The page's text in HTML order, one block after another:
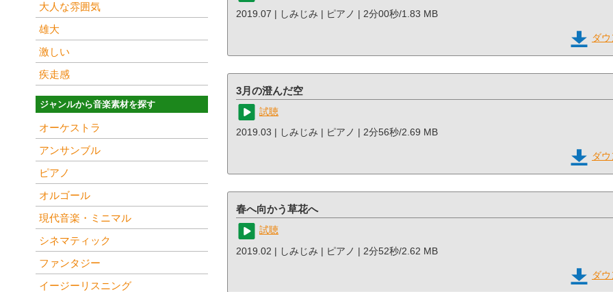
大人な雰囲気
雄大
激しい
疾走感
ジャンルから音楽素材を探す
オーケストラ
アンサンブル
ピアノ
オルゴール
現代音楽・ミニマル
シネマティック
ファンタジー
イージーリスニング
2019.07 | しみじみ | ピアノ | 2分00秒/1.83 MB
ダ
3月の澄んだ空
試聴
2019.03 | しみじみ | ピアノ | 2分56秒/2.69 MB
ダ
春へ向かう草花へ
試聴
2019.02 | しみじみ | ピアノ | 2分52秒/2.62 MB
ダ